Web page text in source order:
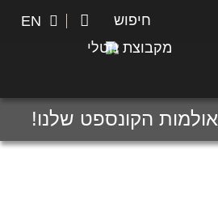
חיפוש EN
מקבוצת נוטלי
אולמות הקונספט שלנו!